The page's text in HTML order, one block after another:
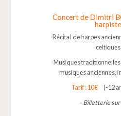
Concert de Dimitri
Récital de harpes
celtiques.
Musiques traditionnelles
musiques anciennes,
Tarif : 10€ (-12
– Billetterie sur